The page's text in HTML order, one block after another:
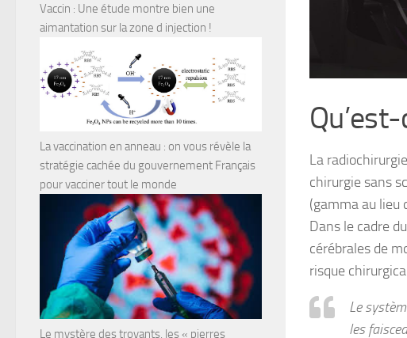
La
chirurgie sans
(gamma au lieu
Dans le cadre
cérébrales de
risque
Le
les
Vaccin : Une étude montre bien une
aimantation sur la zone d injection !
La vaccination en anneau : on vous révèle la
stratégie cachée du gouvernement Français
pour vacciner tout le monde
Le mystère des trovants, les « pierres